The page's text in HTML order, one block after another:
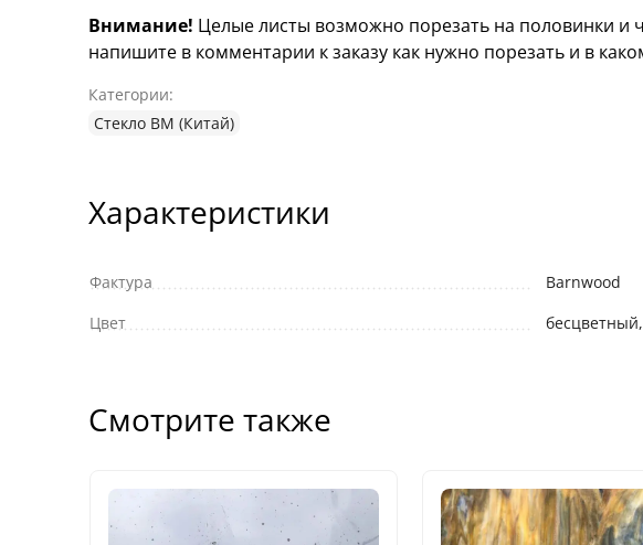
Внимание! Целые листы возможно порезать на половинки и
напишите в комментарии к заказу как нужно порезать и в
Категории:
Стекло ВМ (Китай)
Характеристики
Фактура
Barnwood
Цвет
Смотрите также